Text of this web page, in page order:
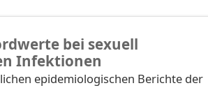
bei sexuell
Infektionen
epidemiologischen Berichte der